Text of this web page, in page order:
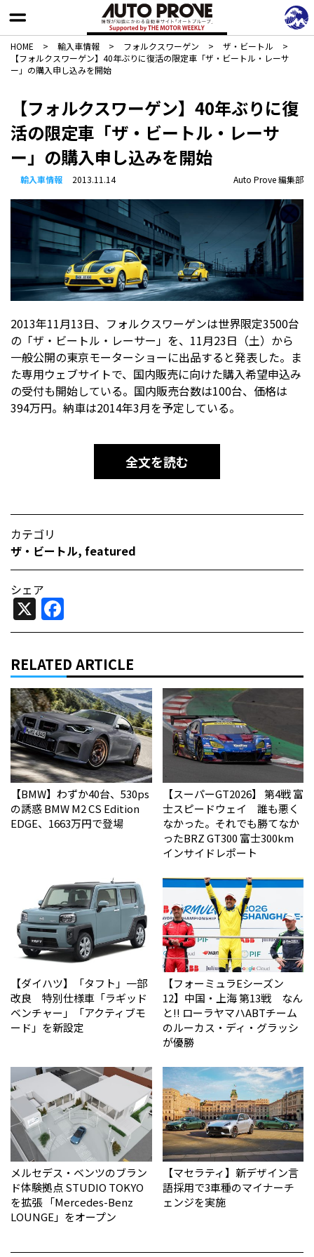
HOME > 輸入車情報 > フォルクスワーゲン > ザ・ビートル
>
【フォルクスワーゲン】40年ぶりに復活の限定車「ザ・ビートル・レーサ
ー」の購入申し込みを開始
【フォルクスワーゲン】40年ぶりに復
活の限定車「ザ・ビートル・レーサ
ー」の購入申し込みを開始
輸入車情報 2013.11.14 Auto Prove 編集部
2013年11月13日、フォルクスワーゲンは世界限定3500台
の「ザ・ビートル・レーサー」を、11月23日（土）から
一般公開の東京モーターショーに出品すると発表した。ま
た専用ウェブサイトで、国内販売に向けた購入希望申込み
の受付も開始している。国内販売台数は100台、価格は
394万円。納車は2014年3月を予定している。
全文を読む
カテゴリ
ザ・ビートル, featured
シェア
X
RELATED ARTICLE
【BMW】わずか40台、530ps
の誘惑 BMW M2 CS Edition
EDGE、1663万円で登場
【スーパーGT2026】 第4戦 富
士スピードウェイ 誰も悪く
なかった。それでも勝てなか
った――BRZ GT300 富士300km
インサイドレポート
【ダイハツ】「タフト」一部
改良 特別仕様車「ラギッド
ベンチャー」「アクティブモ
ード」を新設定
【フォーミュラEシーズン
12】中国・上海 第13戦 なん
と!! ローラヤマハABTチーム
のルーカス・ディ・グラッシ
が優勝
メルセデス・ベンツのブラン
ド体験拠点 STUDIO TOKYO
を拡張 「Mercedes-Benz
LOUNGE」をオープン
【マセラティ】新デザイン言
語採用で3車種のマイナーチ
ェンジを実施